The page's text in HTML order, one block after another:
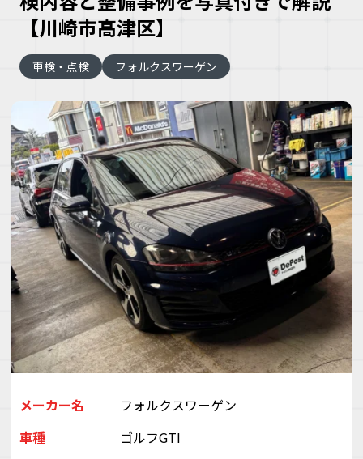
【川崎市高津区】
車検・点検 フォルクスワーゲン
メーカー名
フォルクスワーゲン
車種
ゴルフGTI